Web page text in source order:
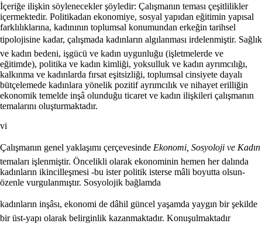
İçeriğe ilişkin söylenecekler şöyledir: Çalışmanın teması çeşitlilikler
içermektedir. Politikadan ekonomiye, sosyal yapıdan eğitimin yapısal
farklılıklarına, kadınının toplumsal konumundan erkeğin tarihsel
tipolojisine kadar, çalışmada kadınların algılanması irdelenmiştir. Sağlık
ve kadın bedeni, işgücü ve kadın uygunluğu (işletmelerde ve
eğitimde), politika ve kadın kimliği, yoksulluk ve kadın ayrımcılığı,
kalkınma ve kadınlarda fırsat eşitsizliği, toplumsal cinsiyete dayalı
bütçelemede kadınlara yönelik pozitif ayrımcılık ve nihayet erilliğin
ekonomik temelde inşâ olunduğu ticaret ve kadın ilişkileri çalışmanın
temalarını oluşturmaktadır.
vi
Çalışmanın genel yaklaşımı çerçevesinde  Ekonomi, Sosyoloji ve Kadın
temaları işlenmiştir. Öncelikli olarak ekonominin hemen her dalında
kadınların ikincilleşmesi -bu ister politik isterse mâli boyutta olsun-
özenle vurgulanmıştır. Sosyolojik bağlamda
kadınların inşâsı, ekonomi de dâhil güncel yaşamda yaygın bir şekilde
bir üst-yapı olarak belirginlik kazanmaktadır. Konuşulmaktadır